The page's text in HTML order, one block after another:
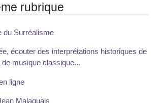
rubrique
du Surréalisme
écouter des interprétations historiques de
musique classique...
ligne
Malaquais